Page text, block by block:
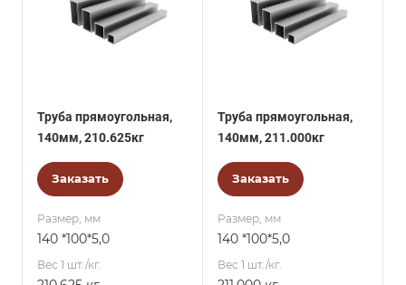
Труба прямоугольная,
140мм, 210.625кг
Заказать
Размер, мм
140 *100*5,0
Вес 1 шт./кг.
Труба прямоугольная,
140мм, 211.000кг
Заказать
Размер, мм
140 *100*5,0
Вес 1 шт./кг.